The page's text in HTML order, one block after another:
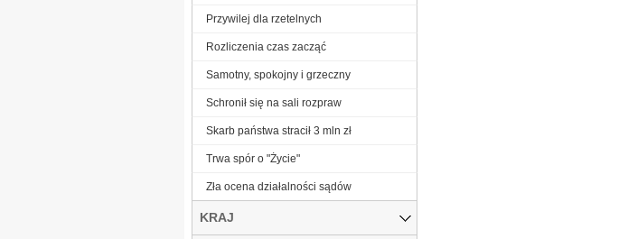
Przywilej dla rzetelnych
Rozliczenia czas zacząć
Samotny, spokojny i grzeczny
Schronił się na sali rozpraw
Skarb państwa stracił 3 mln zł
Trwa spór o "Życie"
Zła ocena działalności sądów
KRAJ